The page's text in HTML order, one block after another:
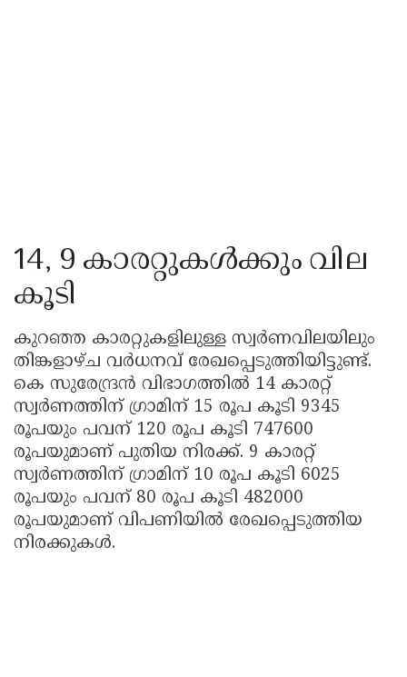
14, 9 കാരറ്റുകൾക്കും വില
കൂടി
കുറഞ്ഞ കാരറ്റുകളിലുള്ള സ്വർണവിലയിലും
തിങ്കളാഴ്ച വർധനവ് രേഖപ്പെടുത്തിയിട്ടുണ്ട്.
കെ സുരേന്ദ്രൻ വിഭാഗത്തിൽ 14 കാരറ്റ്
സ്വർണത്തിന് ഗ്രാമിന് 15 രൂപ കൂടി 9345
രൂപയും പവന് 120 രൂപ കൂടി 747600
രൂപയുമാണ് പുതിയ നിരക്ക്. 9 കാരറ്റ്
സ്വർണത്തിന് ഗ്രാമിന് 10 രൂപ കൂടി 6025
രൂപയും പവന് 80 രൂപ കൂടി 482000
രൂപയുമാണ് വിപണിയിൽ രേഖപ്പെടുത്തിയ
നിരക്കുകൾ.